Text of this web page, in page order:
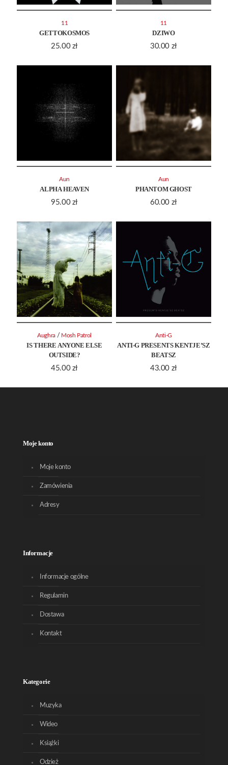
GETTOKOSMOS
25.00 zł
11
DZIWO
30.00 zł
11
ALPHA HEAVEN
95.00 zł
Aun
PHANTOM GHOST
60.00 zł
Aun
IS THERE ANYONE ELSE
OUTSIDE?
45.00 zł
Aughra / Mosh Patrol
ANTI-G PRESENTS KENTJE’SZ
BEATSZ
43.00 zł
Anti-G
Moje konto
Moje konto
Zamówienia
Adresy
Informacje
Informacje ogólne
Regulamin
Dostawa
Kontakt
Kategorie
Muzyka
Wideo
Książki
Odzież